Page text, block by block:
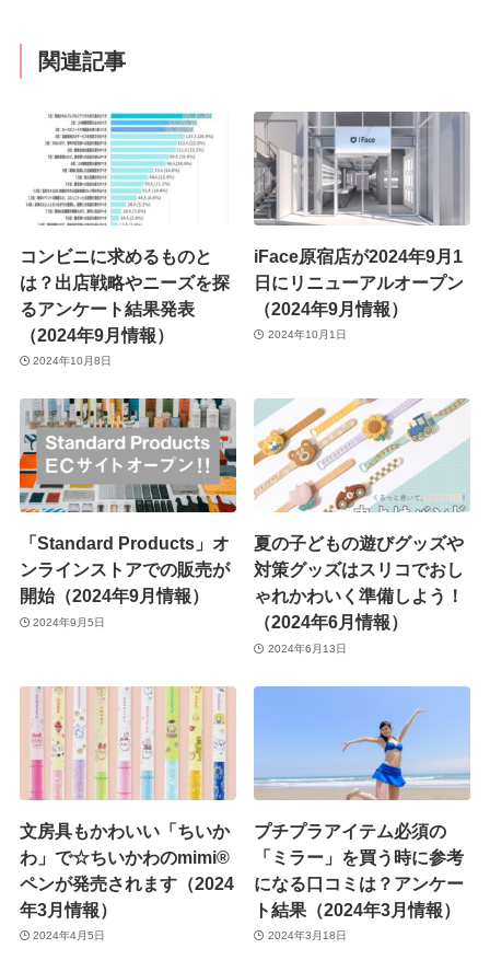
関連記事
コンビニに求めるものと
は？出店戦略やニーズを探
るアンケート結果発表
（2024年9月情報）
2024年10月8日
iFace原宿店が2024年9月1
日にリニューアルオープン
（2024年9月情報）
2024年10月1日
「Standard Products」オ
ンラインストアでの販売が
開始（2024年9月情報）
2024年9月5日
夏の子どもの遊びグッズや
対策グッズはスリコでおし
ゃれかわいく準備しよう！
（2024年6月情報）
2024年6月13日
文房具もかわいい「ちいか
わ」で☆ちいかわのmimi®
ペンが発売されます（2024
年3月情報）
2024年4月5日
プチプラアイテム必須の
「ミラー」を買う時に参考
になる口コミは？アンケー
ト結果（2024年3月情報）
2024年3月18日